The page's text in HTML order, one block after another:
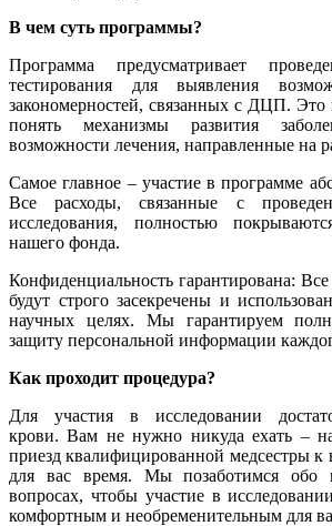
В чем суть программы?
Программа предусматривает
тестирования для выявления
закономерностей, связанных с ДЦП.
понять механизмы развития
возможности лечения, направленные на
Самое главное – участие в программе
Все расходы, связанные с
исследования, полностью
нашего фонда.
Конфиденциальность гарантирована:
будут строго засекречены и
научных целях. Мы гарантируем
защиту персональной информации
Как проходит процедура?
Для участия в исследовании
крови. Вам не нужно никуда ехать –
приезд квалифицированной медсестры к
для вас время. Мы позаботимся обо
вопросах, чтобы участие в
комфортным и необременительным для